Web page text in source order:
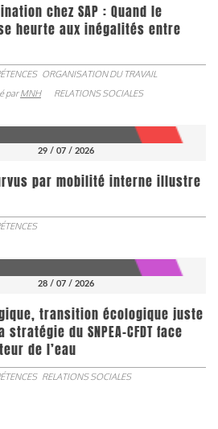
chez SAP : Quand le
heurte aux inégalités entre
ORGANISATION DU TRAVAIL
parMNH RELATIONS SOCIALES
29 / 07 / 2026
par mobilité interne illustre
28 / 07 / 2026
transition écologique juste
du SNPEA-CFDT face
de l’eau
RELATIONS SOCIALES